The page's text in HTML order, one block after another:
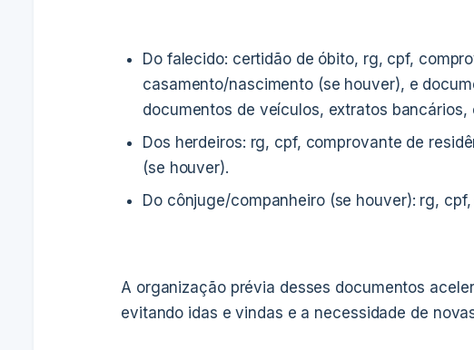
Do falecido: certidão de óbito, rg, cpf,
casamento/nascimento (se houver), e
documentos de veículos, extratos
Dos herdeiros: rg, cpf, comprovante de
(se houver).
Do cônjuge/companheiro (se houver): rg,
A organização prévia desses documentos
evitando idas e vindas e a necessidade de